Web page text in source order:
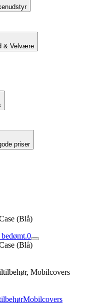
& Velvære
priser
(Blå)
0
(Blå)
Mobilcovers
Mobilcovers